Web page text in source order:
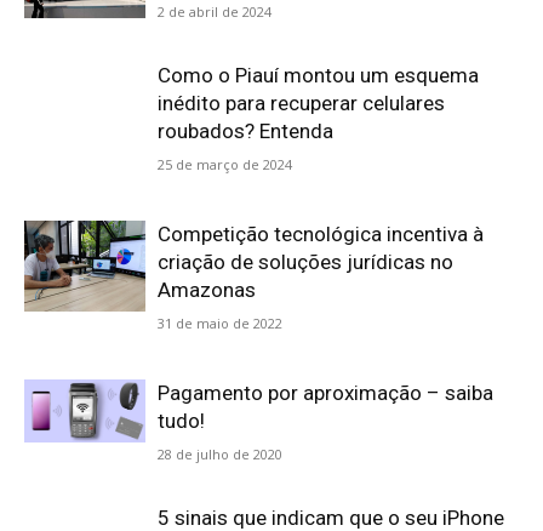
2 de abril de 2024
Como o Piauí montou um esquema
inédito para recuperar celulares
roubados? Entenda
25 de março de 2024
Competição tecnológica incentiva à
criação de soluções jurídicas no
Amazonas
31 de maio de 2022
Pagamento por aproximação – saiba
tudo!
28 de julho de 2020
5 sinais que indicam que o seu iPhone